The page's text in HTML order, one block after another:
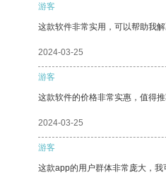
游客
这款软件非常实用，可以帮助我
2024-03-25
游客
这款软件的价格非常实惠，值得推
2024-03-25
游客
这款app的用户群体非常庞大，我